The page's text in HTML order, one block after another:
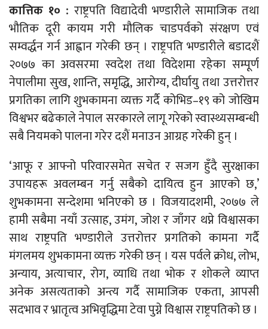
कात्तिक १० : राष्ट्रपति विद्यादेवी भण्डारीले सामाजिक तथा
भौतिक दूरी कायम गरी मौलिक चाडपर्वको संरक्षण एवं
सम्वर्द्धन गर्न आह्वान गरेकी छन् । राष्ट्रपति भण्डारीले बडादशैं
२०७७ का अवसरमा स्वदेश तथा विदेशमा रहेका सम्पूर्ण
नेपालीमा सुख, शान्ति, समृद्धि, आरोग्य, दीर्घायु तथा उत्तरोत्तर
प्रगतिका लागि शुभकामना व्यक्त गर्दै कोभिड–१९ को जोखिम
विश्वभर बढेकाले नेपाल सरकारले लागू गरेको स्वास्थ्यसम्बन्धी
सबै नियमको पालना गरेर दशैं मनाउन आग्रह गरेकी हुन् ।
‘आफू र आफ्नो परिवारसमेत सचेत र सजग हुँदै सुरक्षाका
उपायहरू अवलम्बन गर्नु सबैको दायित्व हुन आएको छ,’
शुभकामना सन्देशमा भनिएको छ । विजयादशमी, २०७७ ले
हामी सबैमा नयाँ उत्साह, उमंग, जोश र जाँगर थप्ने विश्वासका
साथ राष्ट्रपति भण्डारीले उत्तरोत्तर प्रगतिको कामना गर्दै
मंगलमय शुभकामना व्यक्त गरेकी छन् । यस पर्वले क्रोध, लोभ,
अन्याय, अत्याचार, रोग, व्याधि तथा भोक र शोकले व्याप्त
अनेक असत्यताको अन्त्य गर्दै सामाजिक एकता, आपसी
सदभाव र भ्रातृत्व अभिवृद्धिमा टेवा पुग्ने विश्वास राष्ट्रपतिको छ ।